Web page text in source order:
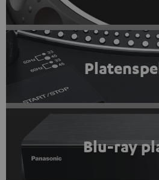
Blu-ray